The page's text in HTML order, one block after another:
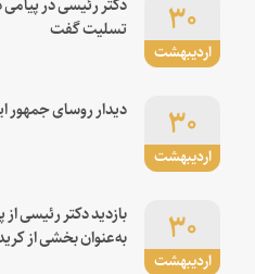
اردیبهشت
۳۰
تسلیت گفت
اردیبهشت
۳۰ دیدار روسای جمهور
اردیبهشت
۳۰
بازدید دکتر رئیسی
به‌عنوان بخشی از